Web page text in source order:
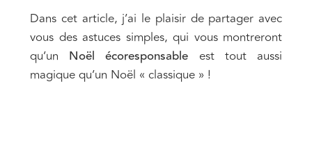
Dans cet article, j’ai le plaisir de partager avec
vous des astuces simples, qui vous montreront
qu’un Noël écoresponsable est tout aussi
magique qu’un Noël « classique » !